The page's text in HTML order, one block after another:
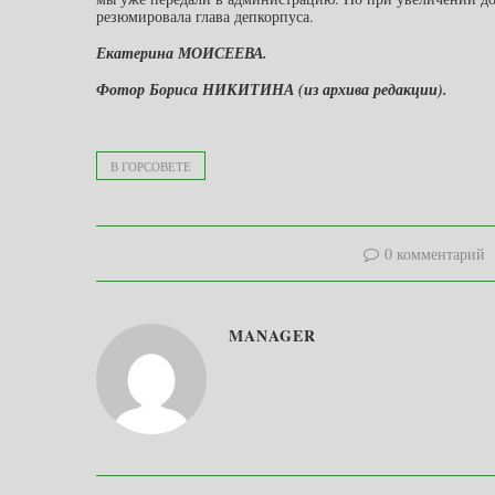
резюмировала глава депкорпуса.
Екатерина МОИСЕЕВА.
Фотор Бориса НИКИТИНА (из архива редакции).
В ГОРСОВЕТЕ
0 комментарий
MANAGER